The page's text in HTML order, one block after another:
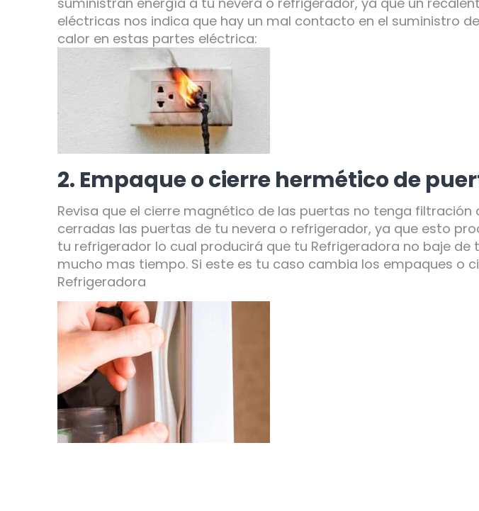
eléctricas nos indica que hay un mal contacto en el suministro
calor en estas partes eléctrica:
2. Empaque o cierre hermético de
Revisa que el cierre magnético de las puertas no tenga
cerradas las puertas de tu nevera o refrigerador, ya que esto
tu refrigerador lo cual producirá que tu Refrigeradora no baje
mucho mas tiempo. Si este es tu caso cambia los empaques o
Refrigeradora